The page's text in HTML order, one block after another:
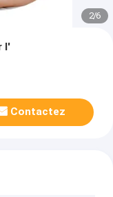
2/6
l'
Contactez